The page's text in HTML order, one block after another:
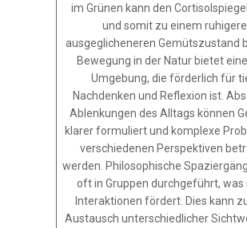
im Grünen kann den
und somit zu einem
ausgeglicheneren Gemütszustand
Bewegung in der Natur bietet
Umgebung, die förderlich für
Nachdenken und Reflexion ist.
Ablenkungen des Alltags können
klarer formuliert und komplexe
verschiedenen Perspektiven
werden. Philosophische
oft in Gruppen durchgeführt, was
Interaktionen fördert. Dies kann
Austausch unterschiedlicher